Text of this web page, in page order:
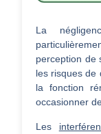
La
perception de
les risques de
la fonction
occasionner
Les